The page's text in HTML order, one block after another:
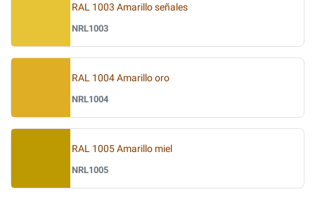
RAL 1003 Amarillo señales
NRL1003
RAL 1004 Amarillo oro
NRL1004
RAL 1005 Amarillo miel
NRL1005